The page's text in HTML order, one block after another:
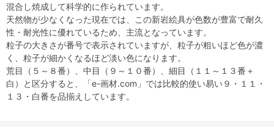
混合し焼成して科学的に作られています。
天然物が少なくなった現在では、この新岩絵具が色数が豊富で耐久
性・耐光性に優れているため、主流となっています。
粒子の大きさが番号で表示されていますが、粒子が粗いほど色が濃
く、粒子が細かくなるほど淡い色になります。
荒目（５～８番）、中目（９～１０番）、細目（１１～１３番＋
白）と区分すると、「e-画材.com」では比較的使い易い９・１１・
１３・白番を品揃えしています。